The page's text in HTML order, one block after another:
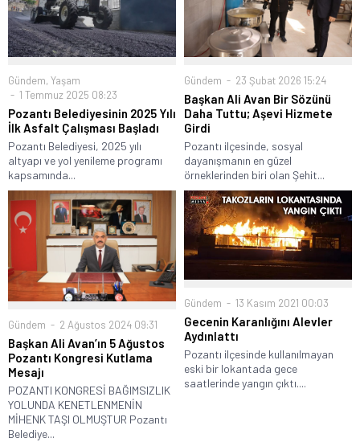
Gündem, Yaşam
1 Temmuz 2025 08:23
Pozantı Belediyesinin 2025 Yılı
İlk Asfalt Çalışması Başladı
Pozantı Belediyesi, 2025 yılı
altyapı ve yol yenileme programı
kapsamında...
Gündem 23 Şubat 2026 15:24
Başkan Ali Avan Bir Sözünü
Daha Tuttu; Aşevi Hizmete
Girdi
Pozantı ilçesinde, sosyal
dayanışmanın en güzel
örneklerinden biri olan Şehit...
Gündem 2 Ağustos 2024 09:31
Başkan Ali Avan’ın 5 Ağustos
Pozantı Kongresi Kutlama
Mesajı
POZANTI KONGRESİ BAĞIMSIZLIK
YOLUNDA KENETLENMENİN
MİHENK TAŞI OLMUŞTUR Pozantı
Belediye...
Gündem 13 Kasım 2021 00:03
Gecenin Karanlığını Alevler
Aydınlattı
Pozantı ilçesinde kullanılmayan
eski bir lokantada gece
saatlerinde yangın çıktı....